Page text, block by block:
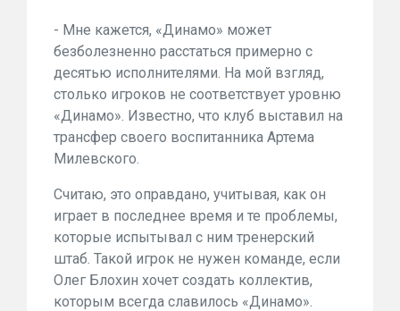
- Мне кажется, «Динамо» может
безболезненно расстаться примерно с
десятью исполнителями. На мой взгляд,
столько игроков не соответствует уровню
«Динамо». Известно, что клуб выставил на
трансфер своего воспитанника Артема
Милевского.
Считаю, это оправдано, учитывая, как он
играет в последнее время и те проблемы,
которые испытывал с ним тренерский
штаб. Такой игрок не нужен команде, если
Олег Блохин хочет создать коллектив,
которым всегда славилось «Динамо».